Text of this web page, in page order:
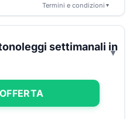
Termini e condizioni ▼
settimanali in